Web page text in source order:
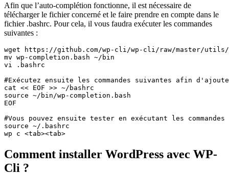
Afin que l’auto-complétion fonctionne, il est nécessaire de
télécharger le fichier concerné et le faire prendre en compte dans le
fichier .bashrc. Pour cela, il vous faudra exécuter les commandes
suivantes :
wget https://github.com/wp-cli/wp-cli/raw/master/utils/
mv wp-completion.bash ~/bin
vi .bashrc
#Exécutez ensuite les commandes suivantes afin
cat << EOF >> ~/bashrc
source ~/bin/wp-completion.bash
EOF
#Vous pouvez ensuite tester en exécutant les
source ~/.bashrc
wp c <tab><tab>
Comment installer WordPress avec WP-
Cli ?